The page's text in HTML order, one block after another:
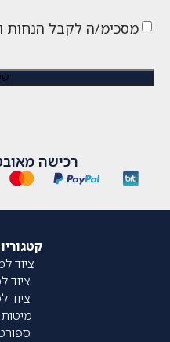
מסכימ/ה לקבל הנחות
רכישה
ציוד
ציוד
ציוד